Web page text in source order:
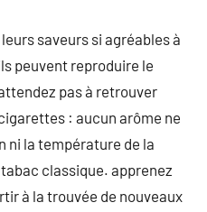
saveurs si agréables à
peuvent reproduire le
pas à retrouver
: aucun arôme ne
ni la température de la
classique. apprenez
à la trouvée de nouveaux